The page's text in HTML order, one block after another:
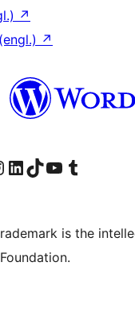
↗
↗
besuchen
Seite besuchen
Instagram-Konto besuchen
Unser LinkedIn-Konto besuchen
Unser TikTok-Konto besuchen
Unseren YouTube-Kanal besuchen
Unser Tumblr-Konto
is the